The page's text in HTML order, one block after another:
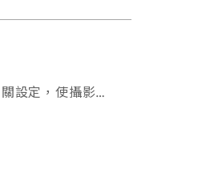
設定，使攝影機